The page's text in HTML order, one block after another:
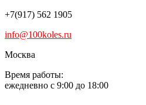
+7(917) 562 1905
info@100koles.ru
Москва
Время работы:
ежедневно с 9:00 до 18:00